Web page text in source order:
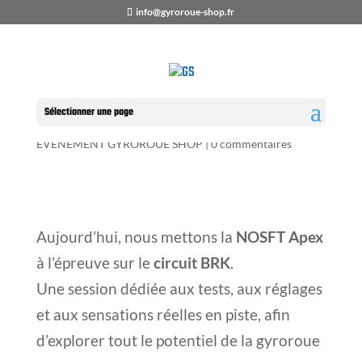
info@gyroroue-shop.fr
Sélectionner une page
Essai de la Gyroroue Nosfet
Apex 4 Avril au BRK 🏆
parGYROROUE-SHOP
EVENEMENT GYROROUE SHOP | 0 commentaires
Aujourd’hui, nous mettons la NOSFT Apex
à l’épreuve sur lecircuit BRK.
Une session dédiée aux tests, aux réglages
et aux sensations réelles en piste, afin
d’explorer tout le potentiel de la gyroroue